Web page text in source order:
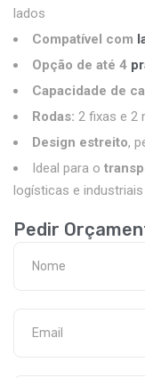
lados
Compatível com
Opção de até 4
Capacidade de
Rodas: 2 fixas e 2
Design estreito,
Ideal para o
logísticas e industriais
Pedir